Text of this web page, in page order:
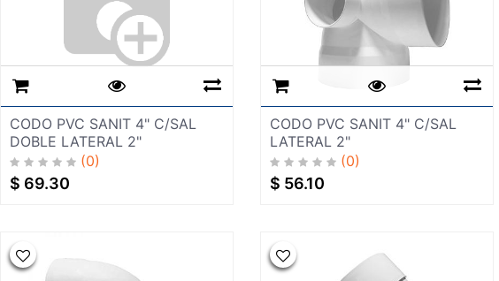
CODO PVC SANIT 4" C/SAL
DOBLE LATERAL 2"
(0)
$ 69.30
CODO PVC SANIT 4" C/SAL
LATERAL 2"
(0)
$ 56.10